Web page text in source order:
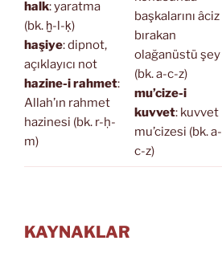
halk: yaratma
(bk. ḫ-l-ḳ)
haşiye: dipnot,
açıklayıcı not
hazine-i rahmet:
Allah’ın rahmet
hazinesi (bk. r-ḥ-
m)
başkalarını âciz
bırakan
olağanüstü şey
(bk. a-c-z)
mu’cize-i
kuvvet: kuvvet
mu’cizesi (bk. a-
c-z)
KAYNAKLAR